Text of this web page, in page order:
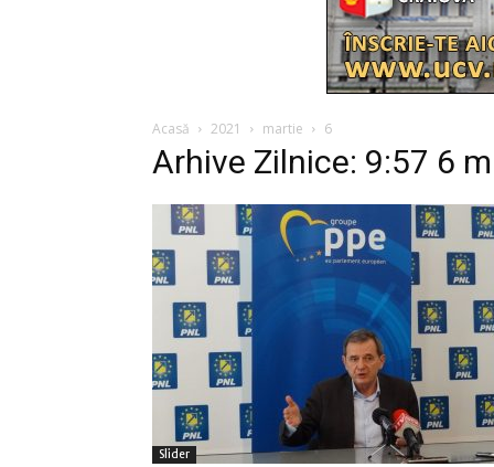
Acasă 2021 martie 6
Arhive Zilnice: 9:57 6
Slider